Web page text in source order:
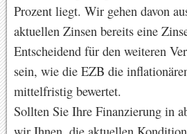
Prozent liegt. Wir gehen davon
aktuellen Zinsen bereits eine
Entscheidend für den weiteren
sein, wie die EZB die
mittelfristig bewertet.
Sollten Sie Ihre Finanzierung in